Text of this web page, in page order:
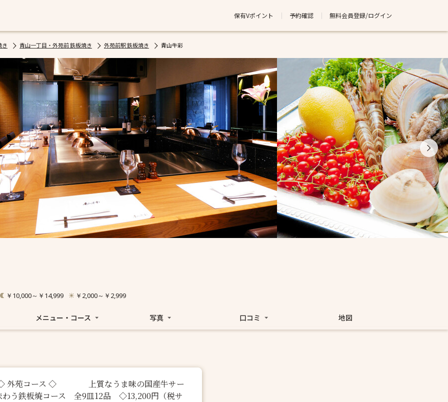
保有Vポイント 予約確認 無料会員登録/ログイン
き 青山一丁目・外苑前 鉄板焼き 外苑前駅 鉄板焼き 青山牛彩
￥10,000～￥14,999 ￥2,000～￥2,999
メニュー・コース 写真 口コミ 地図
コース ◇ 上質なうま味の国産牛サー
わう鉄板焼コース 全9皿12品 ◇13,200円（税サ